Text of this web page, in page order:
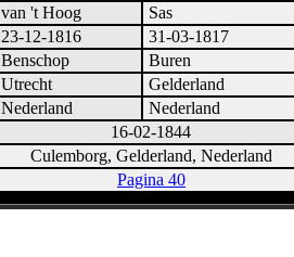
van 't Hoog
Sas
23-12-1816
31-03-1817
Benschop
Buren
Utrecht
Gelderland
Nederland
Nederland
16-02-1844
Culemborg, Gelderland, Nederland
Pagina 40